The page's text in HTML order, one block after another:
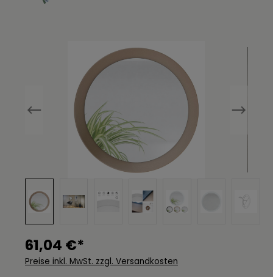
Bildergalerie überspringen
61,04 €*
Preise inkl. MwSt. zzgl. Versandkosten